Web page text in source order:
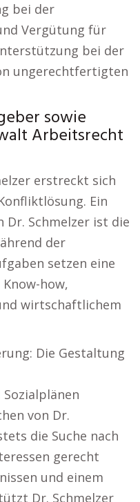
bei der
Vergütung für
bei der
ungerechtfertigten
sowie
Arbeitsrecht
erstreckt sich
Ein
Schmelzer ist die
der
setzen eine
how,
wirtschaftlichem
Die Gestaltung
von Dr.
die Suche nach
gerecht
und einem
Dr. Schmelzer